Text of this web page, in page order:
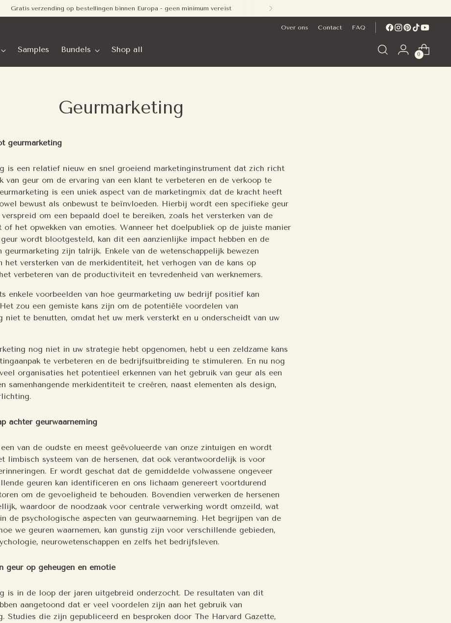
Gratis verzending op bestellingen binnen Europa - geen minimum vereist
Over ons Contact FAQ
Samples Bundels Shop all
0
Geurmarketing
geurmarketing
is een relatief nieuw en snel groeiend marketinginstrument dat zich richt
van geur om de ervaring van een klant te verbeteren en de verkoop te
is een uniek aspect van de marketingmix dat de kracht heeft
bewust als onbewust te beïnvloeden. Hierbij wordt een specifieke geur
om een bepaald doel te bereiken, zoals het versterken van de
of het opwekken van emoties. Wanneer het doelpubliek op de juiste manier
wordt blootgesteld, kan dit een aanzienlijke impact hebben en de
geurmarketing zijn talrijk. Enkele van de wetenschappelijk bewezen
het versterken van de merkidentiteit, het verhogen van de kans op
verbeteren van de productiviteit en tevredenheid van werknemers.
enkele voorbeelden van hoe geurmarketing uw bedrijf positief kan
zou een gemiste kans zijn om de potentiële voordelen van
niet te benutten, omdat het uw merk versterkt en u onderscheidt van uw
nog niet in uw strategie hebt opgenomen, hebt u een zeldzame kans
te verbeteren en de bedrijfsuitbreiding te stimuleren. En nu nog
organisaties het potentieel erkennen van het gebruik van geur als een
samenhangende merkidentiteit te creëren, naast elementen als design,
achter geurwaarneming
van de oudste en meest geëvolueerde van onze zintuigen en wordt
limbisch systeem van de hersenen, dat ook verantwoordelijk is voor
Er wordt geschat dat de gemiddelde volwassene ongeveer
geuren kan identificeren en ons lichaam genereert voortdurend
om de gevoeligheid te behouden. Bovendien verwerken de hersenen
waardoor de noodzaak voor centrale verwerking wordt omzeild, wat
de psychologische aspecten van geurwaarneming. Het begrijpen van de
we geuren waarnemen, kan gunstig zijn voor verschillende gebieden,
neurowetenschappen en zelfs het bedrijfsleven.
geur op geheugen en emotie
is in de loop der jaren uitgebreid onderzocht. De resultaten van dit
aangetoond dat er veel voordelen zijn aan het gebruik van
Studies die zijn gepubliceerd en besproken door The Harvard Gazette,